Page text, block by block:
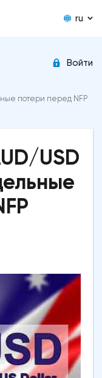
ru
Войти
потери перед NFP
USD